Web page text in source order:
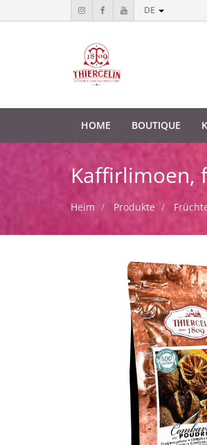
DE
HOME BOUTIQUE
Kaffirlimoen,
Heim Produkte